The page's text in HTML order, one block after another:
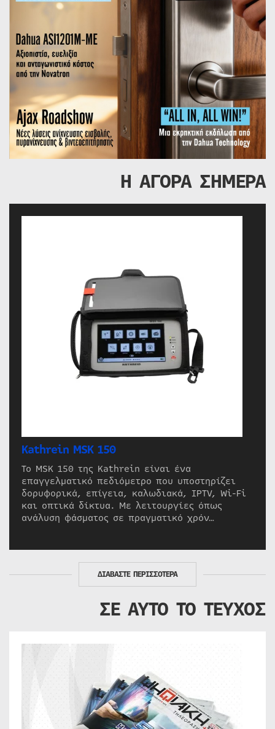
Η ΑΓΟΡΑ ΣΗΜΕΡΑ
Kathrein MSK 150
Το MSK 150 της Kathrein είναι ένα
επαγγελματικό πεδιόμετρο που υποστηρίζει
δορυφορικά, επίγεια, καλωδιακά, IPTV, Wi-Fi
και οπτικά δίκτυα. Με λειτουργίες όπως
ανάλυση φάσματος σε πραγματικό χρόν…
ΔΙΑΒΑΣΤΕ ΠΕΡΙΣΣΟΤΕΡΑ
ΣΕ ΑΥΤΟ ΤΟ ΤΕΥΧΟΣ